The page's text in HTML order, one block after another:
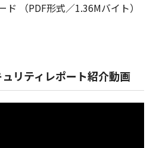
（PDF形式／1.36Mバイト）
リティレポート紹介動画